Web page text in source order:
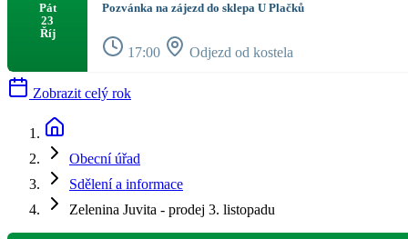
Pát
23
Říj
Pozvánka na zájezd do sklepa U Plačků
17:00 Odjezd od kostela
Zobrazit celý rok
Obecní úřad
Sdělení a informace
Zelenina Juvita - prodej 3. listopadu